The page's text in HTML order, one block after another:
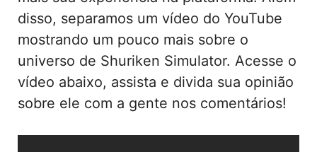
disso, separamos um vídeo do YouTube
mostrando um pouco mais sobre o
universo de Shuriken Simulator. Acesse o
vídeo abaixo, assista e divida sua opinião
sobre ele com a gente nos comentários!